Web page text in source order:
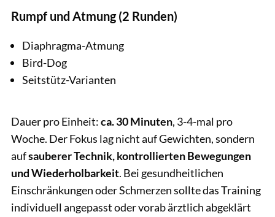
Rumpf und Atmung (2 Runden)
Diaphragma-Atmung
Bird-Dog
Seitstütz-Varianten
Dauer pro Einheit:ca. 30 Minuten, 3-4-mal pro
Woche. Der Fokus lag nicht auf Gewichten, sondern
aufsauberer Technik, kontrollierten Bewegungen
und Wiederholbarkeit. Bei gesundheitlichen
Einschränkungen oder Schmerzen sollte das Training
individuell angepasst oder vorab ärztlich abgeklärt